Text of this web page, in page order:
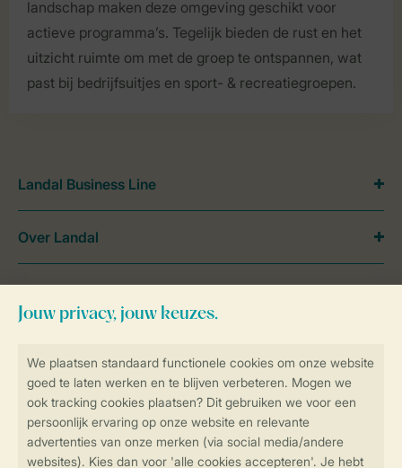
landschap maken deze omgeving geschikt voor
actieve programma’s. Tegelijk bieden de rust en het
uitzicht ruimte om met de groep te ontspannen, wat
past bij bedrijfsuitjes en sport- & recreatiegroepen.
SSL certificaat
Veilige gegevensoverdracht
Veilige betaling
Landal Business Line
Over Landal
Meer Landal